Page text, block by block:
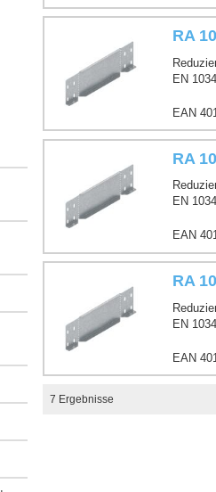
RA
EN
EAN
RA
EN
EAN
RA
EN
EAN
7 Ergebnisse